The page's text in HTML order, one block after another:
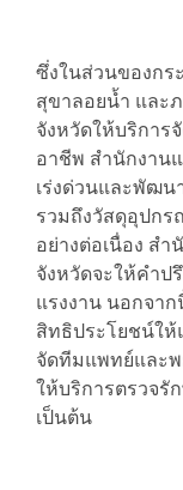
ซึ่งในส่วนของกร
สุขาลอยน้ำ และ
จังหวัดให้บริการ
อาชีพ สำนักงาน
เร่งด่วนและพัฒ
รวมถึงวัสดุอุปก
อย่างต่อเนื่อง ส
จังหวัดจะให้คำ
แรงงาน นอกจา
สิทธิประโยชน์ให้
จัดทีมแพทย์และพ
ให้บริการตรวจรั
เป็นต้น